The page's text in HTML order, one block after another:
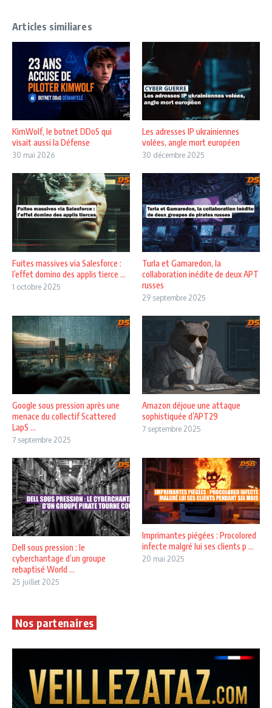
Articles similiares
KimWolf, le botnet DDoS qui
visait aussi la Défense
30 mai 2026
Les adresses IP ukrainiennes
volées, angle mort européen
30 décembre 2025
Fuites massives via Salesforce :
l’effet domino des applis tierce ...
1 octobre 2025
Turla et Gamaredon, la
collaboration inédite de deux APT
russes
29 septembre 2025
Google sous pression après une
menace du collectif Scattered
LapS ...
7 septembre 2025
Amazon déjoue une attaque
sophistiquée d’APT29
7 septembre 2025
Dell sous pression : le
cyberchantage d’un groupe
rebaptisé World ...
25 juillet 2025
Imprimantes piégées : Procolored
infecte malgré lui ses clients p ...
20 mai 2025
Nos partenaires